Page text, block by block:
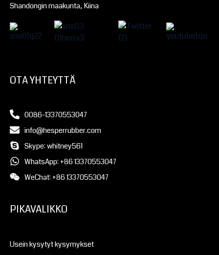
Shandongin maakunta, Kiina
OTA YHTEYTTÄ
0086-13370553047
info@hesperrubber.com
Skype: whitney561
WhatsApp: +86 13370553047
WeChat: +86 13370553047
PIKAVALIKKO
Usein kysytyt kysymykset